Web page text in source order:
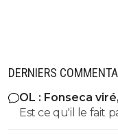
DERNIERS
OL : Fonseca
Est ce qu'il le fait
Même si on peux